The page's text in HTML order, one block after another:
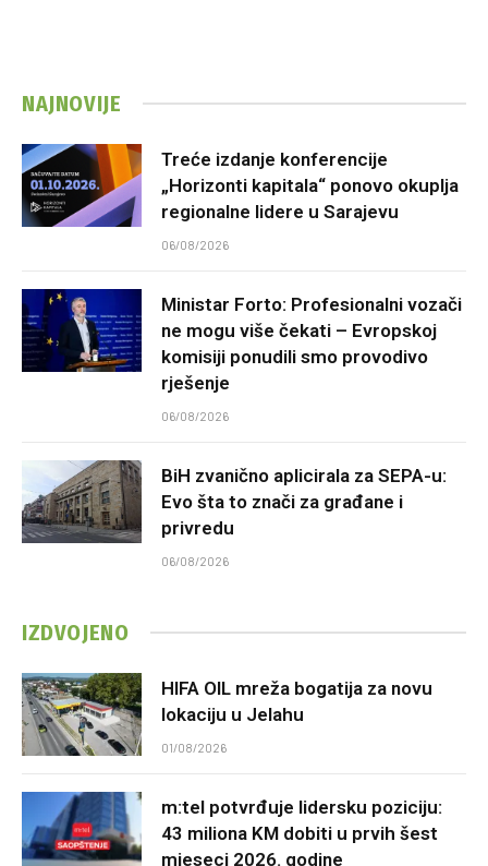
NAJNOVIJE
Treće izdanje konferencije
„Horizonti kapitala“ ponovo okuplja
regionalne lidere u Sarajevu
06/08/2026
Ministar Forto: Profesionalni vozači
ne mogu više čekati – Evropskoj
komisiji ponudili smo provodivo
rješenje
06/08/2026
BiH zvanično aplicirala za SEPA-u:
Evo šta to znači za građane i
privredu
06/08/2026
IZDVOJENO
HIFA OIL mreža bogatija za novu
lokaciju u Jelahu
01/08/2026
m:tel potvrđuje lidersku poziciju:
43 miliona KM dobiti u prvih šest
mjeseci 2026. godine